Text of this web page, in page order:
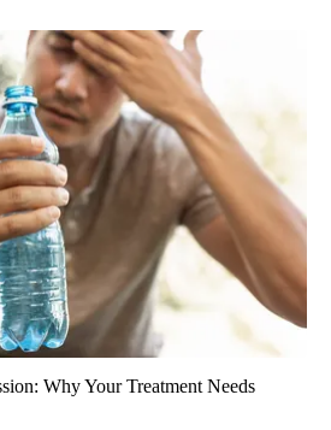
Why Your Treatment Needs